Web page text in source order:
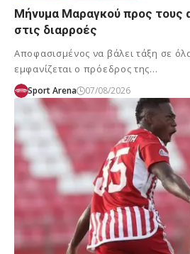
Μήνυμα Μαραγκού προς τους
στις διαρροές
Αποφασισμένος να βάλει τάξη σε
εμφανίζεται ο πρόεδρος της…
Sport Arena 07/08/2026